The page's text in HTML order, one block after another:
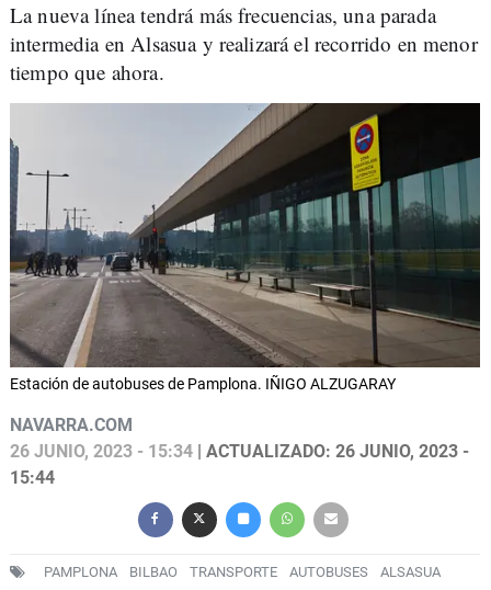
La nueva línea tendrá más frecuencias, una parada
intermedia en Alsasua y realizará el recorrido en menor
tiempo que ahora.
Estación de autobuses de Pamplona. IÑIGO ALZUGARAY
NAVARRA.COM
26 JUNIO, 2023 - 15:34 | ACTUALIZADO: 26 JUNIO, 2023 -
15:44
PAMPLONA BILBAO TRANSPORTE AUTOBUSES ALSASUA